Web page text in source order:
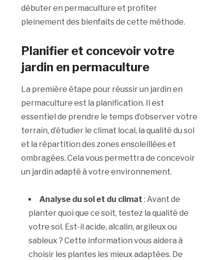
débuter en permaculture et profiter
pleinement des bienfaits de cette méthode.
Planifier et concevoir votre
jardin en permaculture
La première étape pour réussir un jardin en
permaculture est la planification. Il est
essentiel de prendre le temps d’observer votre
terrain, d’étudier le climat local, la qualité du sol
et la répartition des zones ensoleillées et
ombragées. Cela vous permettra de concevoir
un jardin adapté à votre environnement.
Analyse du sol et du climat : Avant de
planter quoi que ce soit, testez la qualité de
votre sol. Est-il acide, alcalin, argileux ou
sableux ? Cette information vous aidera à
choisir les plantes les mieux adaptées. De